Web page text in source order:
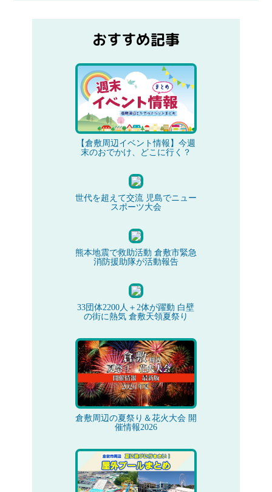
おすすめ記事
【倉敷周辺イベント情報】今週
末のおでかけ、どこに行く？
世代を超えて交流 児島でニュー
スポーツ大会
熊本地震で救助活動 倉敷市緊急
消防援助隊が活動報告
33団体2200人＋2体が躍動 白壁
の街に熱気 倉敷天領夏祭り
倉敷周辺の夏祭り＆花火大会 開
催情報2026